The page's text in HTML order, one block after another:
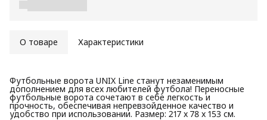
О товаре Характеристики
Футбольные ворота UNIX Line станут незаменимым
дополнением для всех любителей футбола! Переносные
футбольные ворота сочетают в себе легкость и
прочность, обеспечивая непревзойденное качество и
удобство при использовании. Размер: 217 x 78 x 153 см.